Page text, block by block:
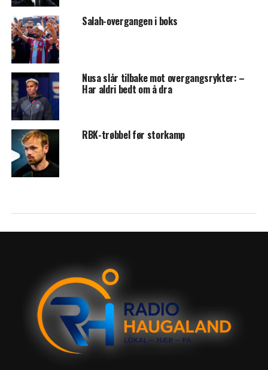
Salah-overgangen i boks
Nusa slår tilbake mot overgangsrykter: –
Har aldri bedt om å dra
RBK-trøbbel før storkamp